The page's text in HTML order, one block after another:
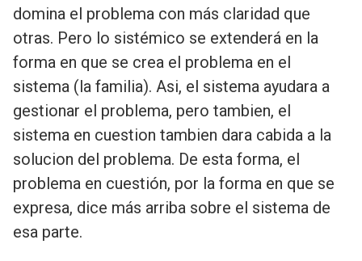
domina el problema con más claridad que
otras. Pero lo sistémico se extenderá en la
forma en que se crea el problema en el
sistema (la familia). Asi, el sistema ayudara a
gestionar el problema, pero tambien, el
sistema en cuestion tambien dara cabida a la
solucion del problema. De esta forma, el
problema en cuestión, por la forma en que se
expresa, dice más arriba sobre el sistema de
esa parte.